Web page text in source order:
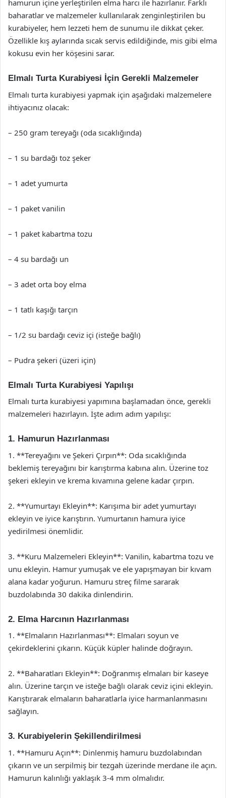
hamurun içine yerleştirilen elma harcı ile hazırlanır. Farklı
baharatlar ve malzemeler kullanılarak zenginleştirilen bu
kurabiyeler, hem lezzeti hem de sunumu ile dikkat çeker.
Özellikle kış aylarında sıcak servis edildiğinde, mis gibi elma
kokusu evin her köşesini sarar.
Elmalı Turta Kurabiyesi İçin Gerekli Malzemeler
Elmalı turta kurabiyesi yapmak için aşağıdaki malzemelere
ihtiyacınız olacak:
– 250 gram tereyağı (oda sıcaklığında)
– 1 su bardağı toz şeker
– 1 adet yumurta
– 1 paket vanilin
– 1 paket kabartma tozu
– 4 su bardağı un
– 3 adet orta boy elma
– 1 tatlı kaşığı tarçın
– 1/2 su bardağı ceviz içi (isteğe bağlı)
– Pudra şekeri (üzeri için)
Elmalı Turta Kurabiyesi Yapılışı
Elmalı turta kurabiyesi yapımına başlamadan önce, gerekli
malzemeleri hazırlayın. İşte adım adım yapılışı:
1. Hamurun Hazırlanması
1. **Tereyağını ve Şekeri Çırpın**: Oda sıcaklığında
beklemiş tereyağını bir karıştırma kabına alın. Üzerine toz
şekeri ekleyin ve krema kıvamına gelene kadar çırpın.
2. **Yumurtayı Ekleyin**: Karışıma bir adet yumurtayı
ekleyin ve iyice karıştırın. Yumurtanın hamura iyice
yedirilmesi önemlidir.
3. **Kuru Malzemeleri Ekleyin**: Vanilin, kabartma tozu ve
unu ekleyin. Hamur yumuşak ve ele yapışmayan bir kıvam
alana kadar yoğurun. Hamuru streç filme sararak
buzdolabında 30 dakika dinlendirin.
2. Elma Harcının Hazırlanması
1. **Elmaların Hazırlanması**: Elmaları soyun ve
çekirdeklerini çıkarın. Küçük küpler halinde doğrayın.
2. **Baharatları Ekleyin**: Doğranmış elmaları bir kaseye
alın. Üzerine tarçın ve isteğe bağlı olarak ceviz içini ekleyin.
Karıştırarak elmaların baharatlarla iyice harmanlanmasını
sağlayın.
3. Kurabiyelerin Şekillendirilmesi
1. **Hamuru Açın**: Dinlenmiş hamuru buzdolabından
çıkarın ve un serpilmiş bir tezgah üzerinde merdane ile açın.
Hamurun kalınlığı yaklaşık 3-4 mm olmalıdır.